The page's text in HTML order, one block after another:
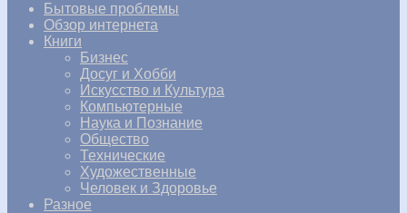
Бытовые проблемы
Обзор интернета
Книги
Бизнес
Досуг и Хобби
Искусство и Культура
Компьютерные
Наука и Познание
Общество
Технические
Художественные
Человек и Здоровье
Разное